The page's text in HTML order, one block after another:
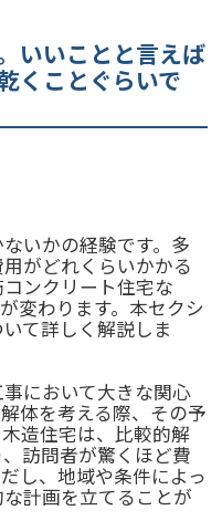
いいことと言えば
くことぐらいで
いかの経験です。多
がどれくらいかかる
ンクリート住宅な
変わります。本セクシ
て詳しく解説しま
において大きな関心
体を考える際、その予
造住宅は、比較的解
訪問者が驚くほど費
し、地域や条件によっ
計画を立てることが